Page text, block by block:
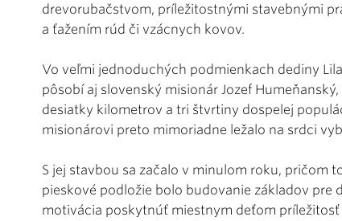
drevorubačstvom, príležitostnými stavebnými
a ťažením rúd či vzácnych kovov.
Vo veľmi jednoduchých podmienkach dediny
pôsobí aj slovenský misionár Jozef
desiatky kilometrov a tri štvrtiny dospelej
misionárovi preto mimoriadne ležalo na srdci
S jej stavbou sa začalo v minulom roku, pričom
pieskové podložie bolo budovanie základov
motivácia poskytnúť miestnym deťom